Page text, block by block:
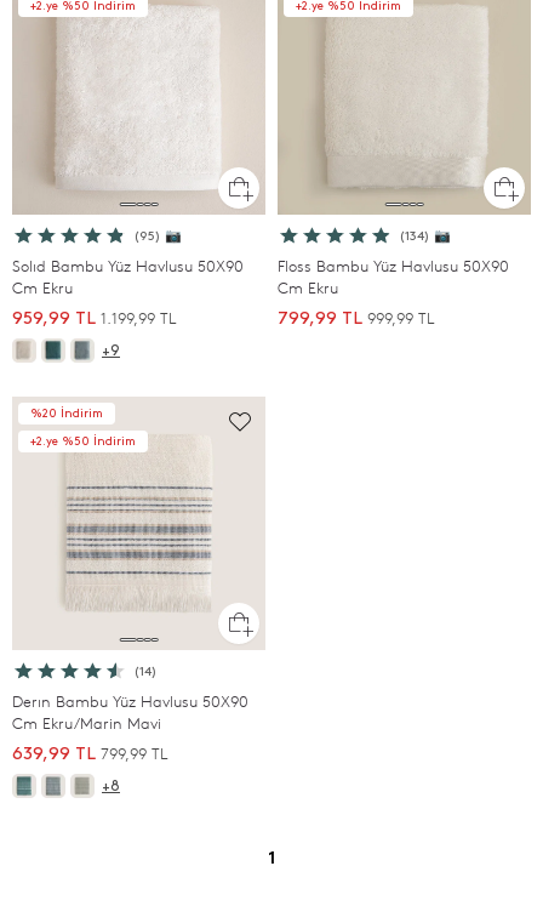
+2.ye %50 İndirim
(95) 📷
Solıd Bambu Yüz Havlusu 50X90
Cm Ekru
959,99 TL 1.199,99 TL
+9
+2.ye %50 İndirim
(134) 📷
Floss Bambu Yüz Havlusu 50X90
Cm Ekru
799,99 TL 999,99 TL
%20 İndirim
+2.ye %50 İndirim
(14)
Derın Bambu Yüz Havlusu 50X90
Cm Ekru/Marin Mavi
639,99 TL 799,99 TL
+8
1